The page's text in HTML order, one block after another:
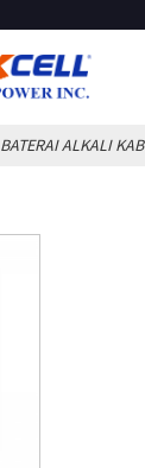
BATERAI ALKALI KAB